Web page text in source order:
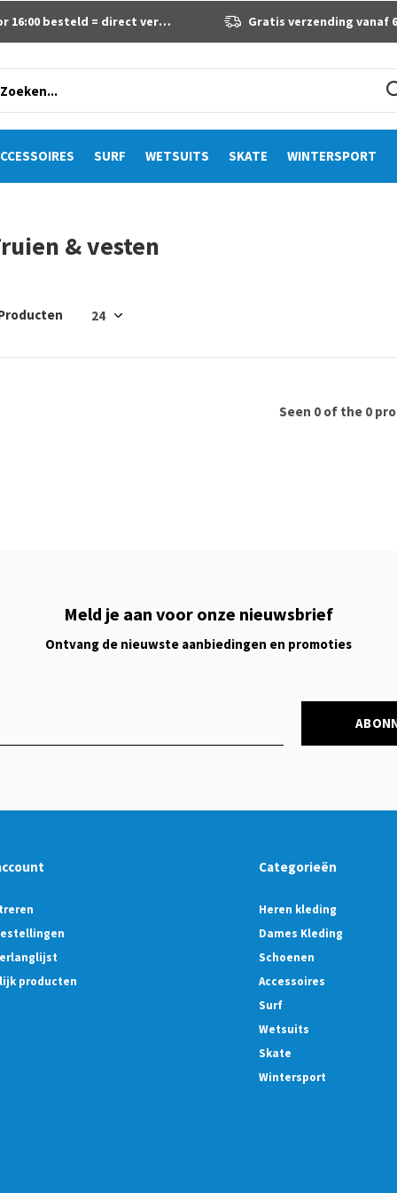
SURF WETSUITS SKATE WINTERSPORT
16:00 besteld = direct verzonden Gratis verzending vanaf 60 euro
& vesten
Seen 0 of the 0
Meld je aan voor onze nieuwsbrief
Ontvang de nieuwste aanbiedingen en promoties
producten
Categorieën
Heren kleding
Dames Kleding
Schoenen
Accessoires
Surf
Wetsuits
Skate
Wintersport